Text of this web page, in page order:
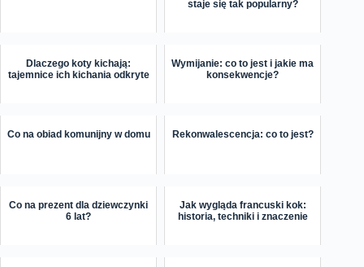
staje się tak popularny?
Dlaczego koty kichają:
tajemnice ich kichania odkryte
Wymijanie: co to jest i jakie ma
konsekwencje?
Co na obiad komunijny w domu Rekonwalescencja: co to jest?
Co na prezent dla dziewczynki
6 lat?
Jak wygląda francuski kok:
historia, techniki i znaczenie